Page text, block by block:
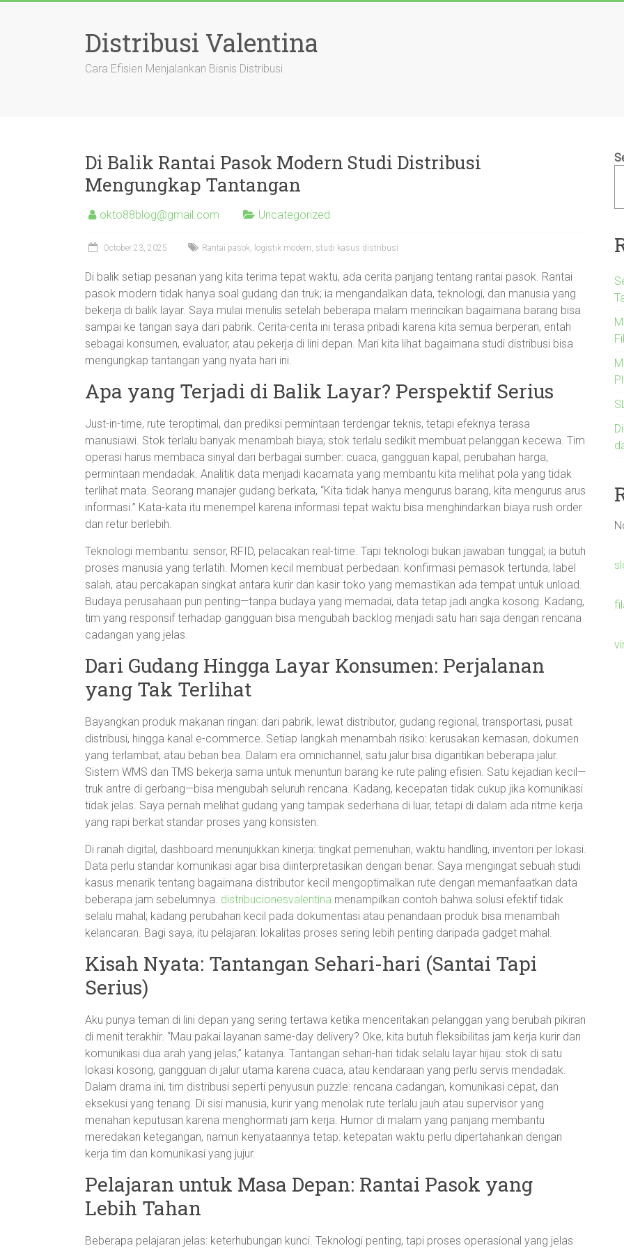
Distribusi Valentina
Cara Efisien Menjalankan Bisnis Distribusi
Di Balik Rantai Pasok Modern Studi Distribusi
Mengungkap Tantangan
okto88blog@gmail.com Uncategorized
October 23, 2025 Rantai pasok, logistik modern, studi kasus distribusi
Di balik setiap pesanan yang kita terima tepat waktu, ada cerita panjang tentang rantai pasok. Rantai
pasok modern tidak hanya soal gudang dan truk; ia mengandalkan data, teknologi, dan manusia yang
bekerja di balik layar. Saya mulai menulis setelah beberapa malam merincikan bagaimana barang bisa
sampai ke tangan saya dari pabrik. Cerita-cerita ini terasa pribadi karena kita semua berperan, entah
sebagai konsumen, evaluator, atau pekerja di lini depan. Mari kita lihat bagaimana studi distribusi bisa
mengungkap tantangan yang nyata hari ini.
Apa yang Terjadi di Balik Layar? Perspektif Serius
Just-in-time, rute teroptimal, dan prediksi permintaan terdengar teknis, tetapi efeknya terasa
manusiawi. Stok terlalu banyak menambah biaya; stok terlalu sedikit membuat pelanggan kecewa. Tim
operasi harus membaca sinyal dari berbagai sumber: cuaca, gangguan kapal, perubahan harga,
permintaan mendadak. Analitik data menjadi kacamata yang membantu kita melihat pola yang tidak
terlihat mata. Seorang manajer gudang berkata, “Kita tidak hanya mengurus barang, kita mengurus arus
informasi.” Kata-kata itu menempel karena informasi tepat waktu bisa menghindarkan biaya rush order
dan retur berlebih.
Teknologi membantu: sensor, RFID, pelacakan real-time. Tapi teknologi bukan jawaban tunggal; ia butuh
proses manusia yang terlatih. Momen kecil membuat perbedaan: konfirmasi pemasok tertunda, label
salah, atau percakapan singkat antara kurir dan kasir toko yang memastikan ada tempat untuk unload.
Budaya perusahaan pun penting—tanpa budaya yang memadai, data tetap jadi angka kosong. Kadang,
tim yang responsif terhadap gangguan bisa mengubah backlog menjadi satu hari saja dengan rencana
cadangan yang jelas.
Dari Gudang Hingga Layar Konsumen: Perjalanan
yang Tak Terlihat
Bayangkan produk makanan ringan: dari pabrik, lewat distributor, gudang regional, transportasi, pusat
distribusi, hingga kanal e-commerce. Setiap langkah menambah risiko: kerusakan kemasan, dokumen
yang terlambat, atau beban bea. Dalam era omnichannel, satu jalur bisa digantikan beberapa jalur.
Sistem WMS dan TMS bekerja sama untuk menuntun barang ke rute paling efisien. Satu kejadian kecil—
truk antre di gerbang—bisa mengubah seluruh rencana. Kadang, kecepatan tidak cukup jika komunikasi
tidak jelas. Saya pernah melihat gudang yang tampak sederhana di luar, tetapi di dalam ada ritme kerja
yang rapi berkat standar proses yang konsisten.
Di ranah digital, dashboard menunjukkan kinerja: tingkat pemenuhan, waktu handling, inventori per lokasi.
Data perlu standar komunikasi agar bisa diinterpretasikan dengan benar. Saya mengingat sebuah studi
kasus menarik tentang bagaimana distributor kecil mengoptimalkan rute dengan memanfaatkan data
beberapa jam sebelumnya. distribucionesvalentina menampilkan contoh bahwa solusi efektif tidak
selalu mahal; kadang perubahan kecil pada dokumentasi atau penandaan produk bisa menambah
kelancaran. Bagi saya, itu pelajaran: lokalitas proses sering lebih penting daripada gadget mahal.
Kisah Nyata: Tantangan Sehari-hari (Santai Tapi
Serius)
Aku punya teman di lini depan yang sering tertawa ketika menceritakan pelanggan yang berubah pikiran
di menit terakhir. “Mau pakai layanan same-day delivery? Oke, kita butuh fleksibilitas jam kerja kurir dan
komunikasi dua arah yang jelas,” katanya. Tantangan sehari-hari tidak selalu layar hijau: stok di satu
lokasi kosong, gangguan di jalur utama karena cuaca, atau kendaraan yang perlu servis mendadak.
Dalam drama ini, tim distribusi seperti penyusun puzzle: rencana cadangan, komunikasi cepat, dan
eksekusi yang tenang. Di sisi manusia, kurir yang menolak rute terlalu jauh atau supervisor yang
menahan keputusan karena menghormati jam kerja. Humor di malam yang panjang membantu
meredakan ketegangan, namun kenyataannya tetap: ketepatan waktu perlu dipertahankan dengan
kerja tim dan komunikasi yang jujur.
Pelajaran untuk Masa Depan: Rantai Pasok yang
Lebih Tahan
Beberapa pelajaran jelas: keterhubungan kunci. Teknologi penting, tapi proses operasional yang jelas